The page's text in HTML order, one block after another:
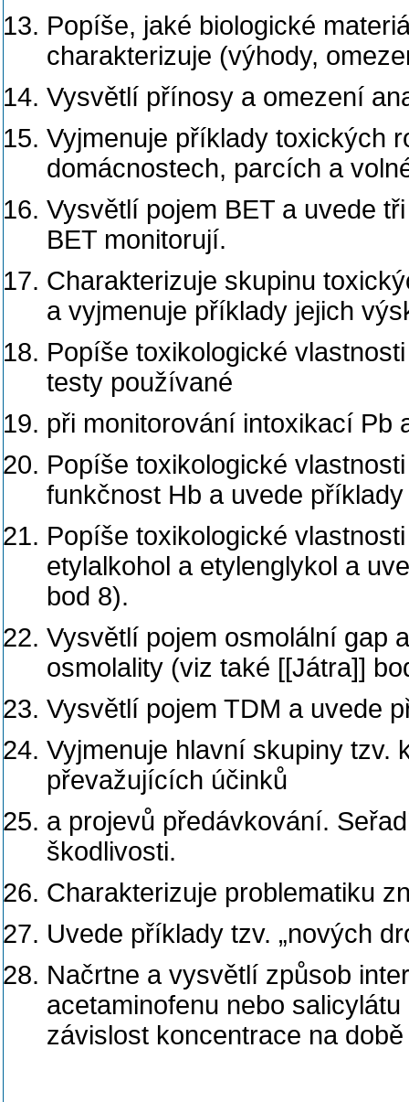
Popíše, jaké biologické
charakterizuje (výhody,
Vysvětlí přínosy a omezení
Vyjmenuje příklady toxických
domácnostech, parcích a
Vysvětlí pojem BET a uvede
BET monitorují.
Charakterizuje skupinu
a vyjmenuje příklady jejich
Popíše toxikologické
testy používané
při monitorování intoxikací Pb
Popíše toxikologické
funkčnost Hb a uvede
Popíše toxikologické
etylalkohol a etylenglykol a
bod 8).
Vysvětlí pojem osmolální gap
osmolality (viz také [[Játra]]
Vysvětlí pojem TDM a uvede
Vyjmenuje hlavní skupiny tzv.
převažujících účinků
a projevů předávkování.
škodlivosti.
Charakterizuje problematiku
Uvede příklady tzv. „nových
Načrtne a vysvětlí způsob
acetaminofenu nebo
závislost koncentrace na